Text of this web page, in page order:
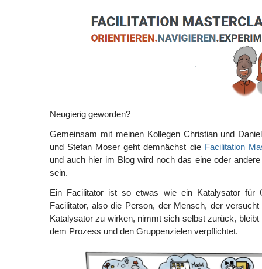
Neugierig geworden?
Gemeinsam mit meinen Kollegen Christian und
und Stefan Moser geht demnächst die Facilitation
und auch hier im Blog wird noch das eine oder
sein.
Ein Facilitator ist so etwas wie ein Katalysator für
Facilitator, also die Person, der Mensch, der
Katalysator zu wirken, nimmt sich selbst zurück, bleibt
dem Prozess und den Gruppenzielen verpflichtet.